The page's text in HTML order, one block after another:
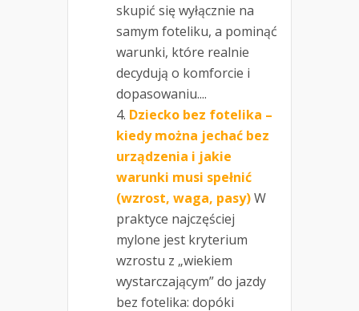
skupić się wyłącznie na
samym foteliku, a pominąć
warunki, które realnie
decydują o komforcie i
dopasowaniu....
Dziecko bez fotelika –
kiedy można jechać bez
urządzenia i jakie
warunki musi spełnić
(wzrost, waga, pasy)W
praktyce najczęściej
mylone jest kryterium
wzrostu z „wiekiem
wystarczającym” do jazdy
bez fotelika: dopóki